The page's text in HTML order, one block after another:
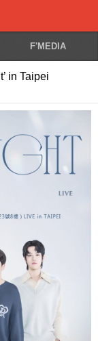
F'MEDIA
in Taipei